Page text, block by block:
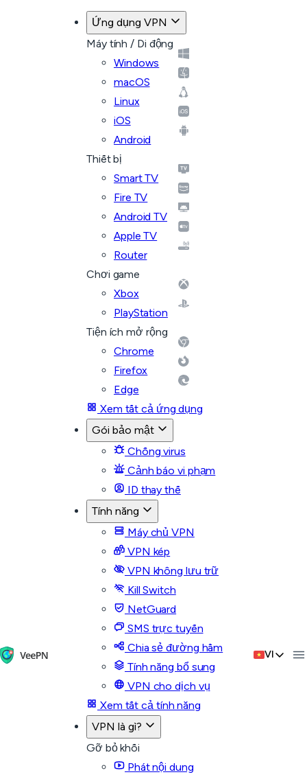
Ứng dụng VPN
Máy tính / Di động
Windows
macOS
Linux
iOS
Android
Thiết bị
Smart TV
Fire TV
Android TV
Apple TV
Router
Chơi game
Xbox
PlayStation
Tiện ích mở rộng
Chrome
Firefox
Edge
Xem tất cả ứng dụng
Gói bảo mật
Chống virus
Cảnh báo vi phạm
ID thay thế
Tính năng
Máy chủ VPN
VPN kép
VPN không lưu trữ
Kill Switch
NetGuard
SMS trực tuyến
Chia sẻ đường hầm
Tính năng bổ sung
VPN cho dịch vụ
Xem tất cả tính năng
VPN là gì?
Gỡ bỏ khối
Phát nội dung
VI